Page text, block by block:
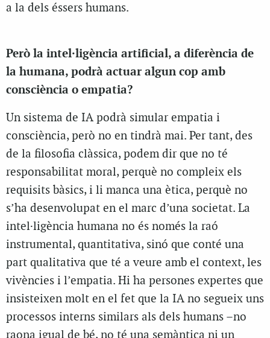
a la dels éssers humans.
Però la intel·ligència artificial, a diferència de
la humana, podrà actuar algun cop amb
consciència o empatia?
Un sistema de IA podrà simular empatia i
consciència, però no en tindrà mai. Per tant, des
de la filosofia clàssica, podem dir que no té
responsabilitat moral, perquè no compleix els
requisits bàsics, i li manca una ètica, perquè no
s’ha desenvolupat en el marc d’una societat. La
intel·ligència humana no és només la raó
instrumental, quantitativa, sinó que conté una
part qualitativa que té a veure amb el context, les
vivències i l’empatia. Hi ha persones expertes que
insisteixen molt en el fet que la IA no segueix uns
processos interns similars als dels humans –no
raona igual de bé, no té una semàntica ni un